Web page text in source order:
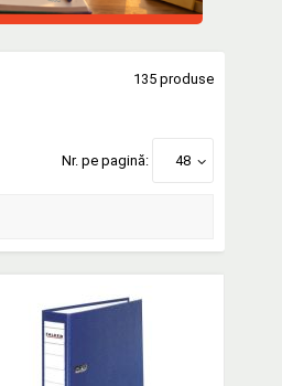
135 produse
Nr. pe pagină: 48